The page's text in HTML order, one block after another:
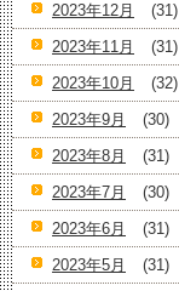
2023年12月
(31)
2023年11月
(31)
2023年10月
(32)
2023年9月
(30)
2023年8月
(31)
2023年7月
(30)
2023年6月
(31)
2023年5月
(31)